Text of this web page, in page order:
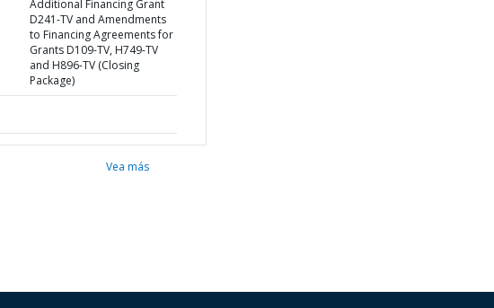
Additional Financing Grant
D241-TV and Amendments
to Financing Agreements for
Grants D109-TV, H749-TV
and H896-TV (Closing
Package)
Vea más